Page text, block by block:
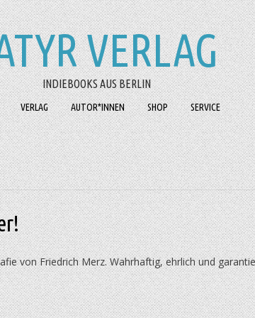
VERLAG
INDIEBOOKS AUS BERLIN
VERLAG AUTOR*INNEN SHOP SERVICE
von Friedrich Merz. Wahrhaftig, ehrlich und